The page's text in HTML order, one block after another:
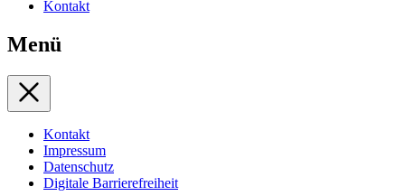
Kontakt
Menü
Kontakt
Impressum
Datenschutz
Digitale Barrierefreiheit